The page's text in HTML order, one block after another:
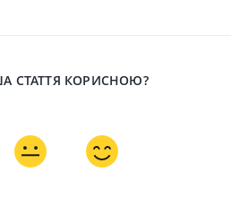
СТАТТЯ КОРИСНОЮ?